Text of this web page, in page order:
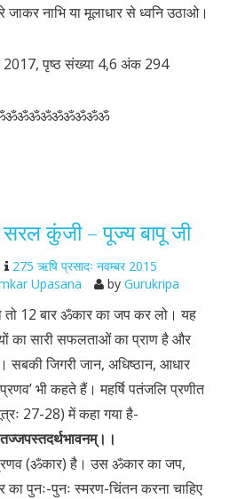
नाभि या मूलाधार से ध्वनि उठाओ।
2017, पृष्ठ संख्या 4,6 अंक 294
कुंजी – पूज्य बापू जी
275 ऋषि प्रसादः नवम्बर 2015
Upasana by Gurukripa
तो 12 बार ॐकार का जप कर लो। यह
का सारी सफलताओं का प्राण है और
सबकी जिगरी जान, अधिष्ठान, आधार
भी कहते हैं। महर्षि पतंजलि प्रणीत
27-28) में कहा गया है-
(ॐकार) है। उस ॐकार का जप,
पुनः-पुनः स्मरण-चिंतन करना चाहिए